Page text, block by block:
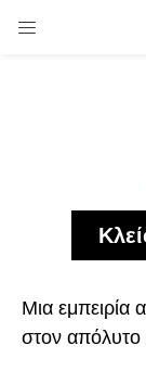
Μια εμπειρία
στον απόλυτο